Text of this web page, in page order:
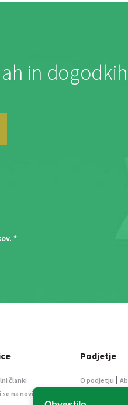
in dogodkih
. *
članki
na novice
Podjetje
O podjetju |